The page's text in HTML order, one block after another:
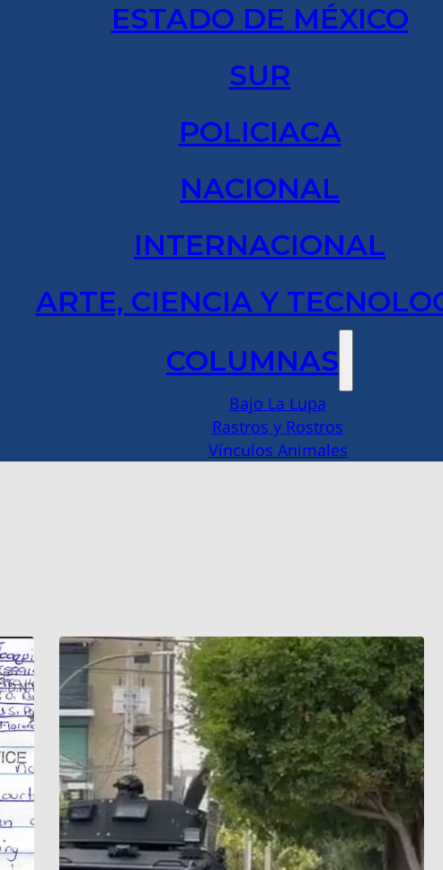
ESTADO DE MÉXICO
SUR
POLICIACA
NACIONAL
INTERNACIONAL
ARTE, CIENCIA Y
COLUMNAS
Bajo La Lupa
Rastros y Rostros
Vínculos Animales